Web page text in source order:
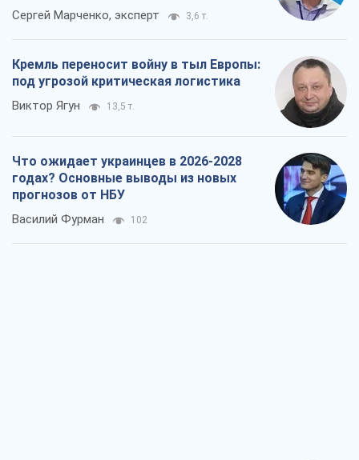
Сергей Марченко, эксперт 3,6 т.
Кремль переносит войну в тыл Европы:
под угрозой критическая логистика
Виктор Ягун 13,5 т.
Что ожидает украинцев в 2026-2028
годах? Основные выводы из новых
прогнозов от НБУ
Василий Фурман 102